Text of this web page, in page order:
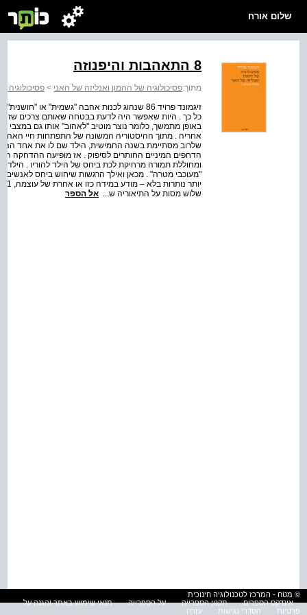
שלום אורח
8 התאהבות והיפנוזה
מתוך:פסיכולוגיה של ההמון ואנליזה של האני > פסיכולוגיה
זיגמונד פרויד 86 שנהוג לכנות אהבה "גשמית" או
כל כך . היות שאפשר היה לדעת בבטחה שאותם צרכים שזה
באופן מתמשך, כלומר נוצר מוטיב "לאהוב" אותו גם במצבי
אחריה . מתוך ההיסטוריה המשונה של התפתחות חיי
שלרוב מסתיימת בשנה החמישית, הילד שם לו את אחד
הדחפים המיניים החותרים לסיפוק . אז מופיעה ההדחקה
ומחוללת תמורה מרחיקת לכת ביחס של הילד להוריו . הילד
"מעוכבי מטרה" . מכאן ואילך הרגשות שיחוש ביחס לאנשים
שלוש מסות על התיאוריה ש... אל הספר
© מטח - המרכז לטכנולוגיה חינוכית
אינדקס הספרים
תקנון הספרייה על הספרייה
תנאי שימוש באתר והגנה על
פרטיות
הסדרי נגישות עזרה